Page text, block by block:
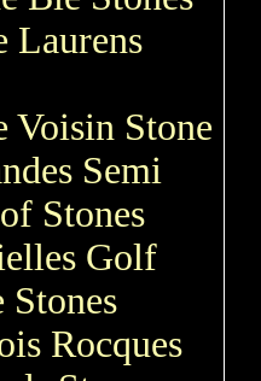
Laurens
Voisin Stone
Semi
Stones
Golf
Stones
Rocques